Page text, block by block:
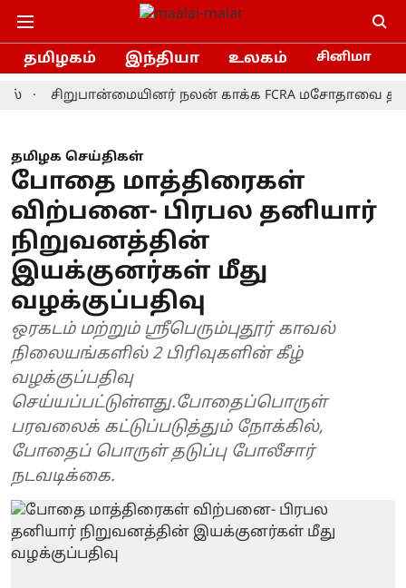
தமிழகம் இந்தியா உலகம் சினிமா
சிறுபான்மையினர் நலன் காக்க FCRA மசோதாவை
தமிழக செய்திகள்
போதை மாத்திரைகள்
விற்பனை- பிரபல தனியார்
நிறுவனத்தின்
இயக்குனர்கள் மீது
வழக்குப்பதிவு
ஒரகடம் மற்றும் ஸ்ரீபெரும்புதூர் காவல்
நிலையங்களில் 2 பிரிவுகளின் கீழ்
வழக்குப்பதிவு
செய்யப்பட்டுள்ளது.போதைப்பொருள்
பரவலைக் கட்டுப்படுத்தும் நோக்கில்,
போதைப் பொருள் தடுப்பு போலீசார்
நடவடிக்கை.